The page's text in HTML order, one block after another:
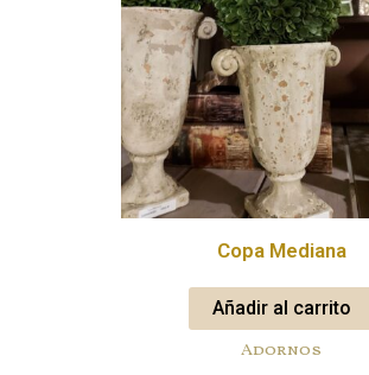
Copa Mediana
Añadir al carrito
Adornos